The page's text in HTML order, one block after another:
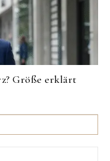
Größe erklärt